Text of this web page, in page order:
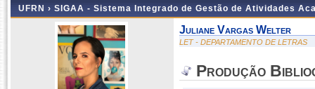
UFRN › SIGAA - Sistema Integrado de Gestão de Atividades
Juliane Vargas Welter
LET - DEPARTAMENTO DE LETRAS
Produção